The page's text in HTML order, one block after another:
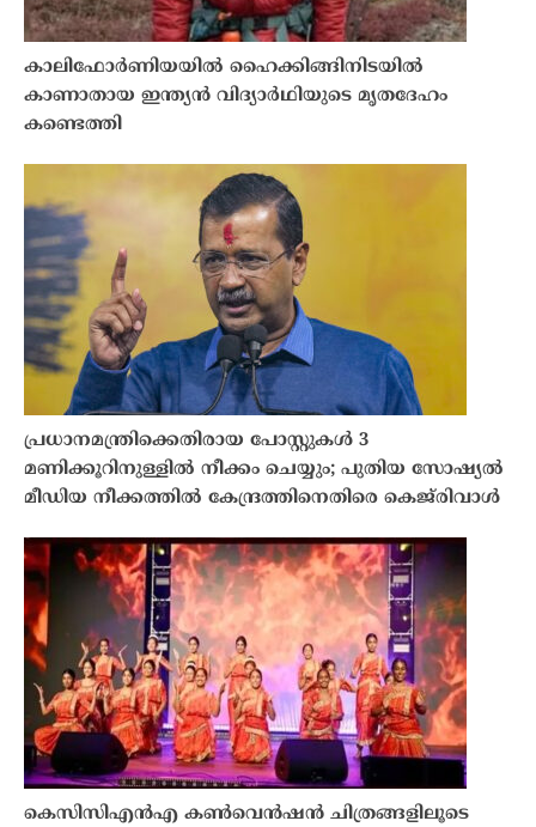
കാലിഫോർണിയയിൽ ഹൈക്കിങ്ങിനിടയിൽ
കാണാതായ ഇന്ത്യൻ വിദ്യാർഥിയുടെ മൃതദേഹം
കണ്ടെത്തി
പ്രധാനമന്ത്രിക്കെതിരായ പോസ്റ്റുകൾ 3
മണിക്കൂറിനുള്ളിൽ നീക്കം ചെയ്യും; പുതിയ സോഷ്യൽ
മീഡിയ നീക്കത്തിൽ കേന്ദ്രത്തിനെതിരെ കെജ്‌രിവാൾ
കെസിസിഎൻഎ കൺവെൻഷൻ ചിത്രങ്ങളിലൂടെ